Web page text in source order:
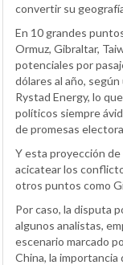
convertir su
En 10 grandes
Ormuz, Gibraltar,
potenciales por
dólares al año,
Rystad Energy, lo
políticos siempre
de promesas
Y esta proyección
acicatear los
otros puntos como
Por caso, la disputa
algunos analistas,
escenario marcado
China, la importancia